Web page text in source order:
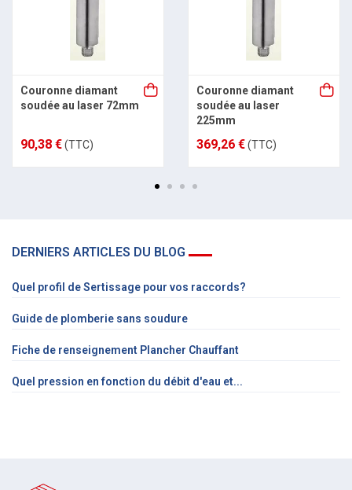
Couronne diamant
soudée au laser 72mm
90,38 €(TTC)
Couronne diamant
soudée au laser
225mm
369,26 €(TTC)
DERNIERS ARTICLES DU BLOG
Quel profil de Sertissage pour vos raccords?
Guide de plomberie sans soudure
Fiche de renseignement Plancher Chauffant
Quel pression en fonction du débit d'eau et...